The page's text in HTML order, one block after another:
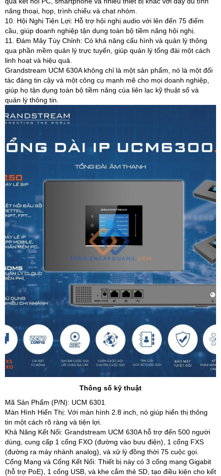
năng thoại, họp, trình chiếu và chat nhóm.
10. Hội Nghị Tiện Lợi: Hỗ trợ hội nghị audio với lên đến 75 điểm
cầu, giúp doanh nghiệp tận dụng toàn bộ tiềm năng hội nghị.
11. Đám Mây Tùy Chỉnh: Có khả năng cấu hình và quản lý thông
qua phần mềm quản lý trực tuyến, giúp quản lý tổng đài một cách
linh hoạt và hiệu quả.
Grandstream UCM 630A không chỉ là một sản phẩm, nó là một đối
tác đáng tin cậy và một công cụ mạnh mẽ cho mọi doanh nghiệp,
giúp họ tận dụng toàn bộ tiềm năng của liên lạc kỹ thuật số và
quản lý thông tin.
Thông số kỹ thuật
Mã Sản Phẩm (P/N): UCM 6301
Màn Hình Hiển Thị: Với màn hình 2.8 inch, nó giúp hiển thị thông
tin một cách rõ ràng và tiện lợi.
Khả Năng Kết Nối: Grandstream UCM 630A hỗ trợ đến 500 người
dùng, cung cấp 1 cổng FXO (đường vào bưu điện), 1 cổng FXS
(đường ra máy nhánh analog), và xử lý đồng thời 75 cuộc gọi.
Cổng Mạng và Cổng Kết Nối: Thiết bị này có 3 cổng mạng Gigabit
(hỗ trợ PoE), 1 cổng USB, và khe cắm thẻ SD, tạo điều kiện cho kết